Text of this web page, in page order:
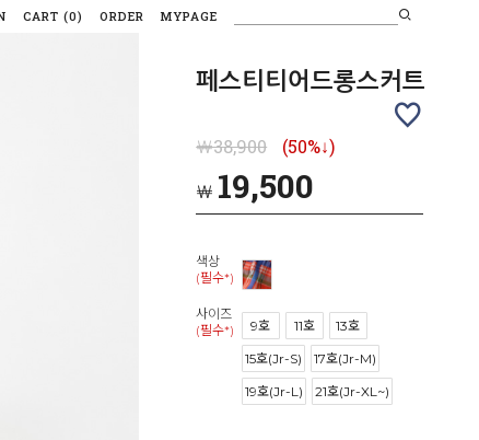
CART (0) ORDER MYPAGE
페스티티어드롱스커트
￦38,900
(50%↓)
￦ 19,500
색상
(필수*)
사이즈
(필수*)
9호 11호
13호
15호(Jr-S)
17호(Jr-M)
19호(Jr-L)
21호(Jr-XL~)